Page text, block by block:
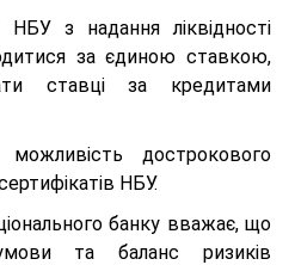
НБУ з надання ліквідності
за єдиною ставкою,
ставці за кредитами
дострокового
НБУ.
банку вважає, що
та баланс ризиків